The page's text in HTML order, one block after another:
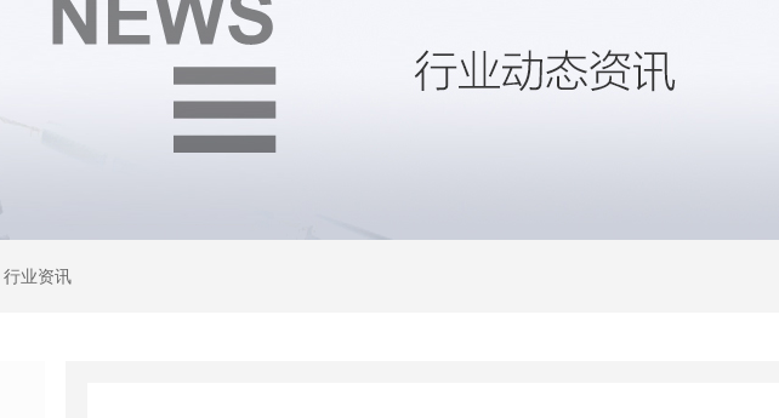
行业资讯